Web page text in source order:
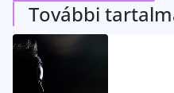
További